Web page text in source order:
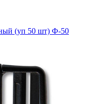
(уп 50 шт) Ф-50